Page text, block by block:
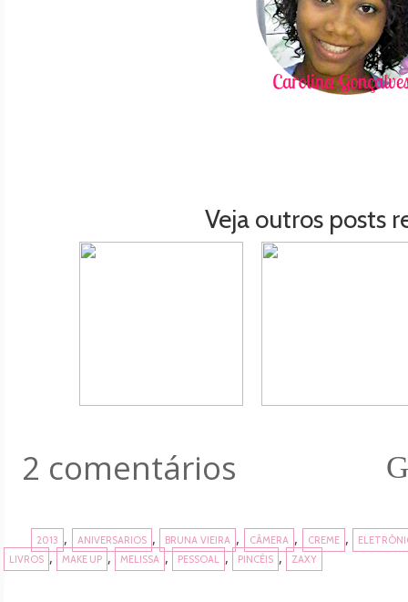
Veja outros posts
2 comentários
2013 , ANIVERSARIOS , BRUNA VIEIRA , CÂMERA , CREME ,
LIVROS , MAKE UP , MELISSA , PESSOAL , PINCÉIS , ZAXY